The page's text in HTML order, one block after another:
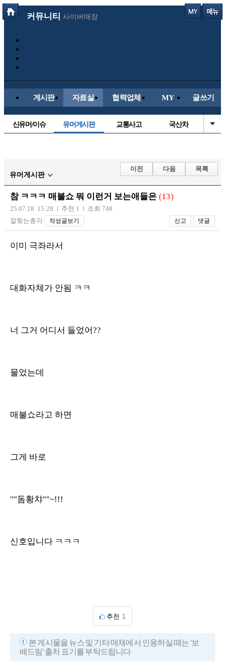
커뮤니티 사이버매장
게시판 자료실 협력업체 MY 글쓰기
신유머/이슈 유머게시판 교통사고 국산차
자유사진 군사/무기
트럭/버스
장착시공사진
유머게시판
이전 다음 목록
참 ㅋㅋㅋ 매불쇼 뭐 이런거 보는애들은 (13)
25.07.18 15:28 추천 1
조회 748
잘찢는총각
작성글보기 신고 댓글
이미 극좌라서
대화자체가 안됨 ㅋㅋ
너 그거 어디서 들었어??
물었는데
매불쇼라고 하면
그게 바로
""돔황챠""~!!!
신호입니다 ㅋㅋㅋ
추천 1
본 게시물을 뉴스 및 기타 매체에서 인용하실 때는 '보
배드림' 출처 표기를 부탁드립니다